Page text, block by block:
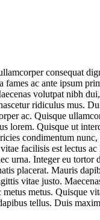
consequat
ac ante ipsum
volutpat nibh
ridiculus mus.
ac. Quisque
lorem. Quisque ut
condimentum
facilisis est lectus
urna. Integer eu tortor
placerat. Mauris
vitae justo.
metus. Quisque
tellus. Duis